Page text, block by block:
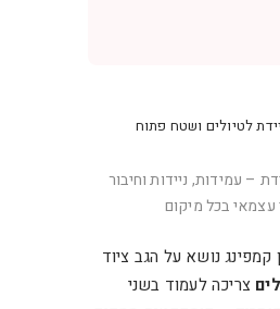
– עמידות, ניידות וחיבור
עצמאי בכל מיקום
קמפינג נושא על הגב ציוד
צריכה לעמוד בשני